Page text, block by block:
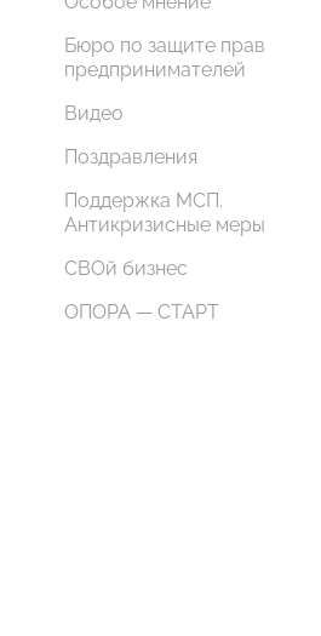
Бюро по защите прав
предпринимателей
Видео
Поздравления
Поддержка МСП.
Антикризисные меры
СВОй бизнес
ОПОРА — СТАРТ